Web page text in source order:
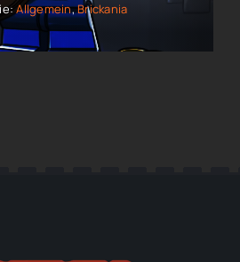
Allgemein,Brickania